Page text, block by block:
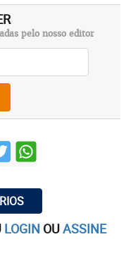
pelo nosso editor
LOGIN OUASSINE